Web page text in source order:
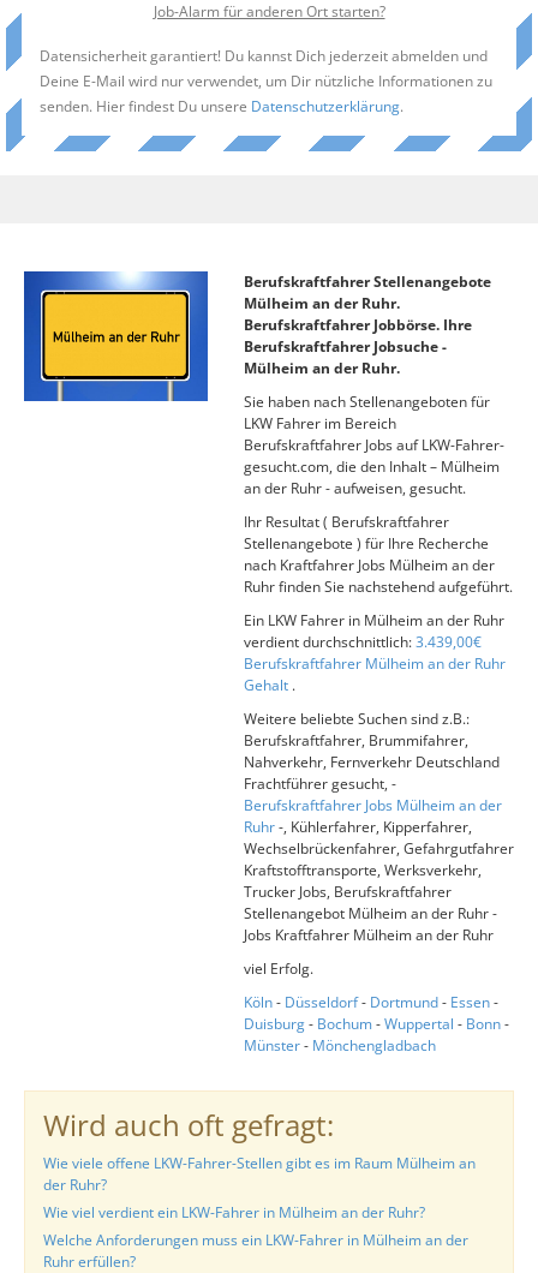
Job-Alarm für anderen Ort starten?
Datensicherheit garantiert! Du kannst Dich jederzeit abmelden und
Deine E-Mail wird nur verwendet, um Dir nützliche Informationen zu
senden. Hier findest Du unsere Datenschutzerklärung.
Berufskraftfahrer Stellenangebote
Mülheim an der Ruhr.
Berufskraftfahrer Jobbörse. Ihre
Berufskraftfahrer Jobsuche -
Mülheim an der Ruhr.
Sie haben nach Stellenangeboten für
LKW Fahrer im Bereich
Berufskraftfahrer Jobs auf LKW-Fahrer-
gesucht.com, die den Inhalt – Mülheim
an der Ruhr - aufweisen, gesucht.
Ihr Resultat ( Berufskraftfahrer
Stellenangebote ) für Ihre Recherche
nach Kraftfahrer Jobs Mülheim an der
Ruhr finden Sie nachstehend aufgeführt.
Ein LKW Fahrer in Mülheim an der Ruhr
verdient durchschnittlich:3.439,00€
Berufskraftfahrer Mülheim an der Ruhr
Gehalt .
Weitere beliebte Suchen sind z.B.:
Berufskraftfahrer, Brummifahrer,
Nahverkehr, Fernverkehr Deutschland
Frachtführer gesucht, -
Berufskraftfahrer Jobs Mülheim an der
Ruhr-, Kühlerfahrer, Kipperfahrer,
Wechselbrückenfahrer, Gefahrgutfahrer
Kraftstofftransporte, Werksverkehr,
Trucker Jobs, Berufskraftfahrer
Stellenangebot Mülheim an der Ruhr -
Jobs Kraftfahrer Mülheim an der Ruhr
viel Erfolg.
Köln- Düsseldorf- Dortmund- Essen-
Duisburg- Bochum-Wuppertal - Bonn-
Münster- Mönchengladbach
Wird auch oft gefragt:
Wie viele offene LKW-Fahrer-Stellen gibt es im Raum Mülheim an
der Ruhr?
Wie viel verdient ein LKW-Fahrer in Mülheim an der Ruhr?
Welche Anforderungen muss ein LKW-Fahrer in Mülheim an der
Ruhr erfüllen?